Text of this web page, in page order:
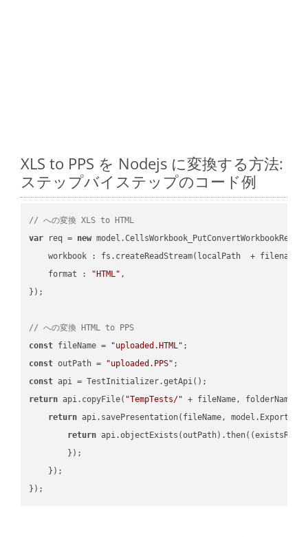
XLS to PPS を Nodejs に変換する方法:
ステップバイステップのコード例
// への変換 XLS to HTML
var req = new
workbook : fs.createReadStream(localPath  + filename
format : "HTML" ,
});
// への変換 HTML to PPS
const fileName = "uploaded.HTML"
const outPath = "uploaded.PPS"
const
return api.copyFile( "TempTests/" + fileName, folderName +
return api.savePresentation(fileName,
return api.objectExists(outPath).then( (
        });
    });